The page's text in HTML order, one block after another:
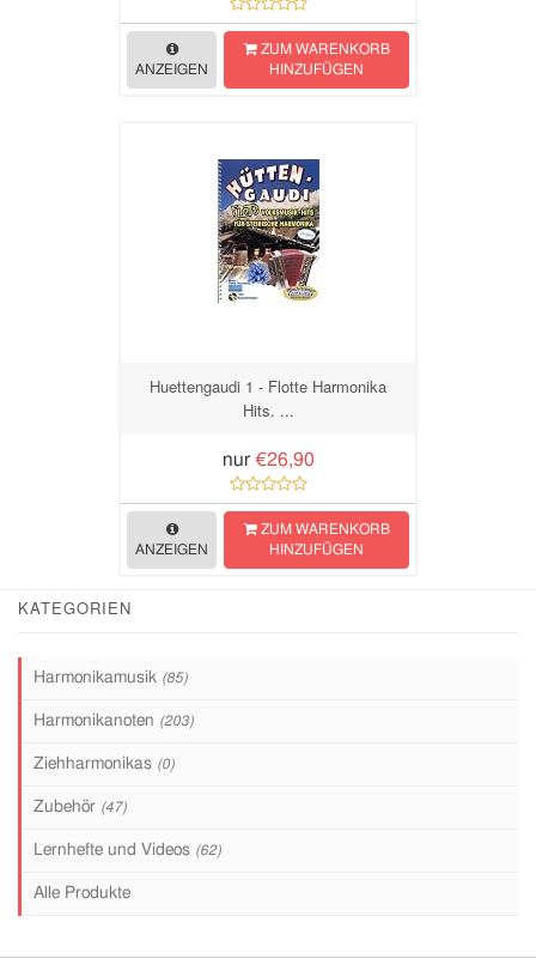
ANZEIGEN
ZUM WARENKORB
HINZUFÜGEN
Huettengaudi 1 - Flotte Harmonika
Hits. ...
nur €26,90
ANZEIGEN
ZUM WARENKORB
HINZUFÜGEN
KATEGORIEN
Harmonikamusik (85)
Harmonikanoten (203)
Ziehharmonikas (0)
Zubehör (47)
Lernhefte und Videos (62)
Alle Produkte